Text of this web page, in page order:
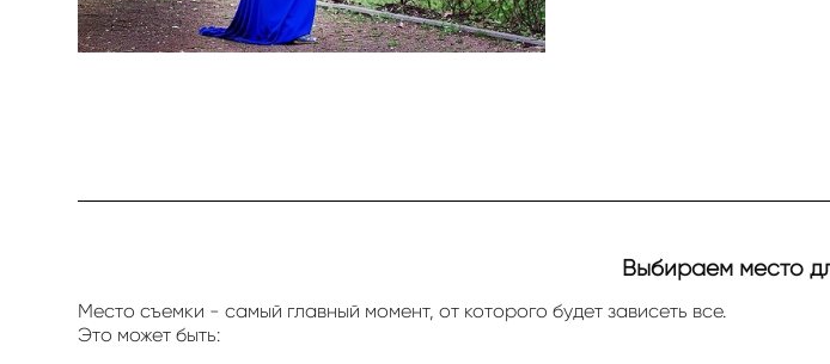
Выбираем место
Место съемки - самый главный момент, от которого будет зависеть все.
Это может быть: